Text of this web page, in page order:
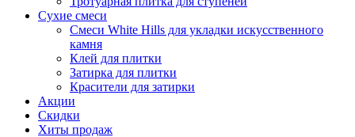
Сухие смеси
Смеси White Hills для укладки искусственного
камня
Клей для плитки
Затирка для плитки
Красители для затирки
Акции
Скидки
Хиты продаж